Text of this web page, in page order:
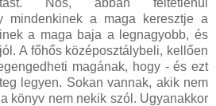
mindenkinek a maga keresztje a
a maga baja a legnagyobb, és
A főhős középosztálybeli, kellően
magának, hogy - és ezt
legyen. Sokan vannak, akik nem
könyv nem nekik szól. Ugyanakkor